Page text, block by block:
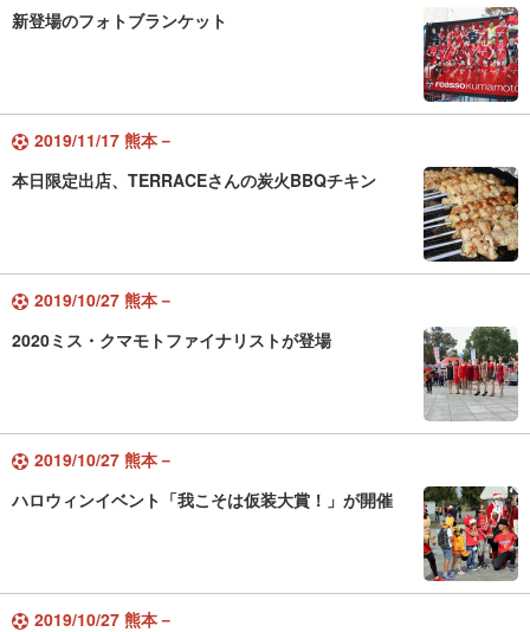
新登場のフォトブランケット
2019/11/17 熊本－
本日限定出店、TERRACEさんの炭火BBQチキン
2019/10/27 熊本－
2020ミス・クマモトファイナリストが登場
2019/10/27 熊本－
ハロウィンイベント「我こそは仮装大賞！」が開催
2019/10/27 熊本－